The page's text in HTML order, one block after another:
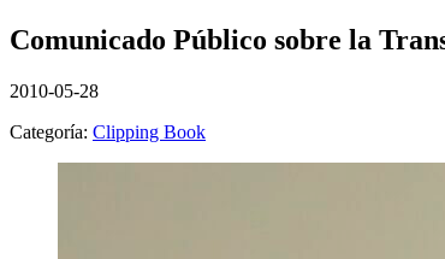
Comunicado Público sobre la
2010-05-28
Categoría: Clipping Book